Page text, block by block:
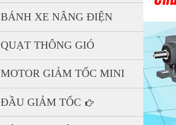
BÁNH XE NÂNG ĐIỆN
QUẠT THÔNG GIÓ
MOTOR GIẢM TỐC MINI
ĐẦU GIẢM TỐC